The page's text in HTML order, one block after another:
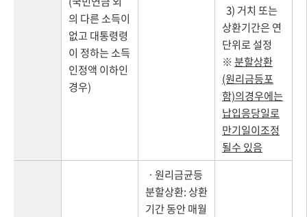
의 다른 소득이
없고 대통령령
이 정하는 소득
인정액 이하인
경우)
3) 거치 또는
상환기간은 연
단위로 설정
※ 분할상환
(원리금등포
함)의경우에는
납입응당일로
만기일이조정
될수 있음
ㆍ원리금균등
분할상환: 상환
기간 동안 매월